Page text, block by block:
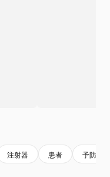
注射器 患者 予防接種